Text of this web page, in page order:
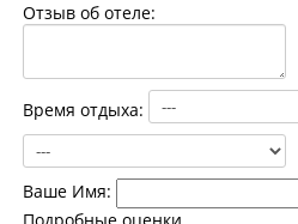
Отзыв об отеле:
Время отдыха:
Ваше Имя: